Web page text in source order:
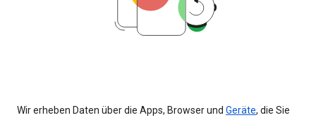
Wir erheben Daten über die Apps, Browser und Geräte, die Sie